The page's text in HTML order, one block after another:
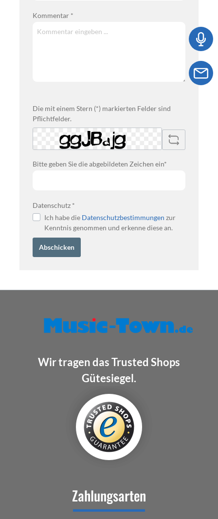
Kommentar *
Die mit einem Stern (*) markierten Felder sind
Pflichtfelder.
Bitte geben Sie die abgebildeten Zeichen ein*
Datenschutz *
Ich habe die Datenschutzbestimmungen zur
Kenntnis genommen und erkenne diese an.
Abschicken
Wir tragen das Trusted Shops
Gütesiegel.
Zahlungsarten